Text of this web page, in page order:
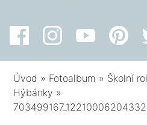
Úvod » Fotoalbum » Školní
Hýbánky »